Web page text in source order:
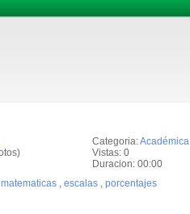
Categoria:Académica
Vistas: 0
Duracion: 00:00
matematicas , escalas , porcentajes